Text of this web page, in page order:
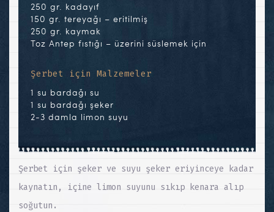
250 gr. kadayıf
150 gr. tereyağı – eritilmiş
250 gr. kaymak
Toz Antep fıstığı – üzerini süslemek için
Şerbet için Malzemeler
1 su bardağı su
1 su bardağı şeker
2-3 damla limon suyu
Şerbet için şeker ve suyu şeker eriyinceye kadar
kaynatın, içine limon suyunu sıkıp kenara alıp
soğutun.